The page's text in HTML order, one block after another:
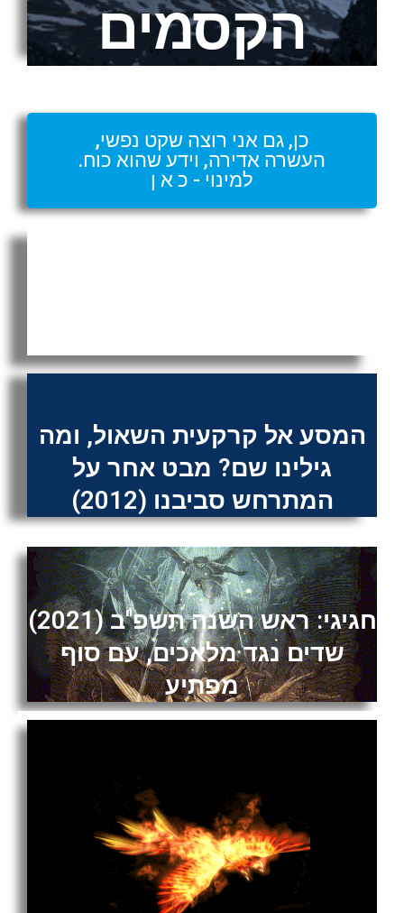
הקסמים
כן, גם אני רוצה שקט נפשי,
העשרה אדירה, וידע שהוא כוח.
למינוי - כ א ן
המסע אל קרקעית השאול, ומה
גילינו שם? מבט אחר על
המתרחש סביבנו (2012)
חגיגי: ראש השנה תשפ"ב (2021)
שדים נגד מלאכים, עם סוף
מפתיע